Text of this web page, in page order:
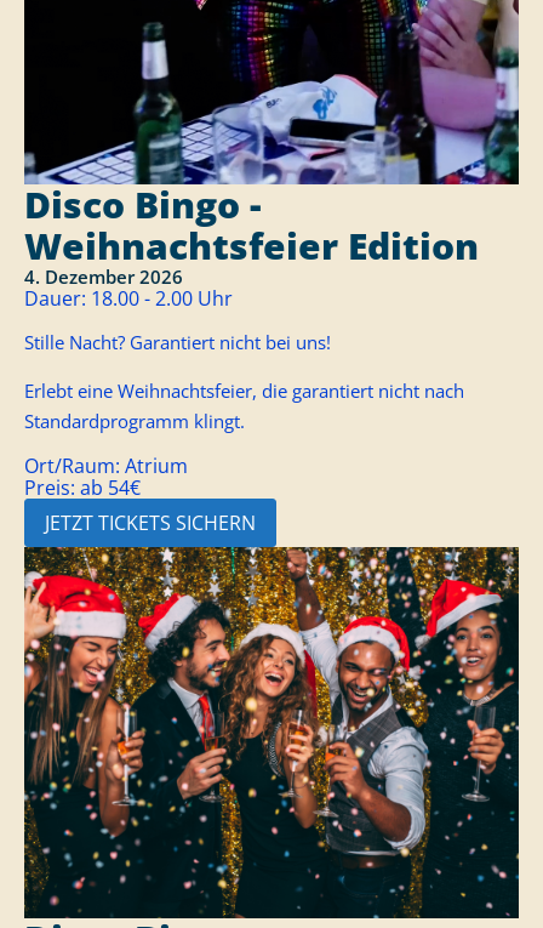
Disco Bingo -
Weihnachtsfeier Edition
4. Dezember 2026
Dauer: 18.00 - 2.00 Uhr
Stille Nacht? Garantiert nicht bei uns!
Erlebt eine Weihnachtsfeier, die garantiert nicht nach
Standardprogramm klingt.
Ort/Raum: Atrium
Preis: ab 54€
JETZT TICKETS SICHERN